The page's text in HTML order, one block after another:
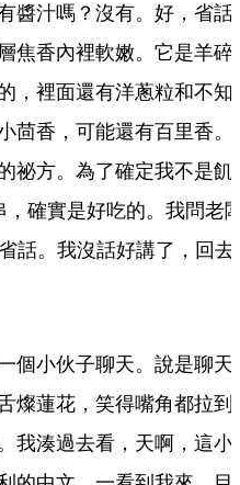
醬汁嗎？沒有。好，省話
焦香內裡軟嫩。它是羊碎
，裡面還有洋蔥粒和不知
茴香，可能還有百里香。
祕方。為了確定我不是飢
確實是好吃的。我問老
話。我沒話好講了，回去
個小伙子聊天。說是聊天
燦蓮花，笑得嘴角都拉到
我湊過去看，天啊，這小